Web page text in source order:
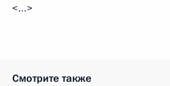
<…>
Смотрите также